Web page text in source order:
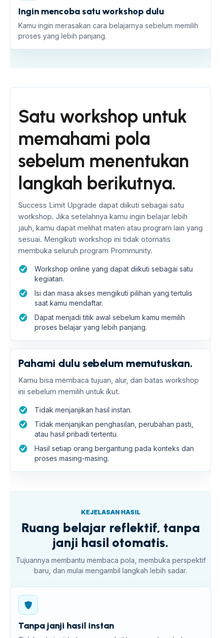
Ingin mencoba satu workshop dulu
Kamu ingin merasakan cara belajarnya sebelum memilih
proses yang lebih panjang.
Satu workshop untuk
memahami pola
sebelum menentukan
langkah berikutnya.
Success Limit Upgrade dapat diikuti sebagai satu
workshop. Jika setelahnya kamu ingin belajar lebih
jauh, kamu dapat melihat materi atau program lain yang
sesuai. Mengikuti workshop ini tidak otomatis
membuka seluruh program Prommunity.
Workshop online yang dapat diikuti sebagai satu
kegiatan.
Isi dan masa akses mengikuti pilihan yang tertulis
saat kamu mendaftar.
Dapat menjadi titik awal sebelum kamu memilih
proses belajar yang lebih panjang.
Pahami dulu sebelum memutuskan.
Kamu bisa membaca tujuan, alur, dan batas workshop
ini sebelum memilih untuk ikut.
Tidak menjanjikan hasil instan.
Tidak menjanjikan penghasilan, perubahan pasti,
atau hasil pribadi tertentu.
Hasil setiap orang bergantung pada konteks dan
proses masing-masing.
KEJELASAN HASIL
Ruang belajar reflektif, tanpa
janji hasil otomatis.
Tujuannya membantu membaca pola, membuka perspektif
baru, dan mulai mengambil langkah lebih sadar.
Tanpa janji hasil instan